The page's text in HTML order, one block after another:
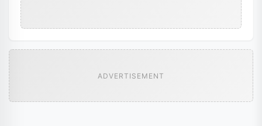
ADVERTISEMENT